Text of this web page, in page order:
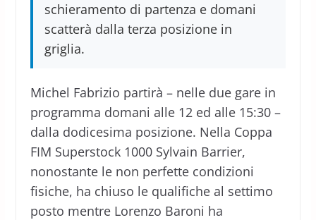
schieramento di partenza e domani
scatterà dalla terza posizione in
griglia.
Michel Fabrizio partirà – nelle due gare in
programma domani alle 12 ed alle 15:30 –
dalla dodicesima posizione. Nella Coppa
FIM Superstock 1000 Sylvain Barrier,
nonostante le non perfette condizioni
fisiche, ha chiuso le qualifiche al settimo
posto mentre Lorenzo Baroni ha